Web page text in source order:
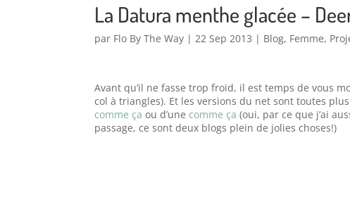
La Datura menthe glacée –
par Flo By The Way |22 Sep 2013 | Blog, Femme,
Avant qu’il ne fasse trop froid, il est temps de vous
col à triangles). Et les versions du net sont toutes
comme ça ou d’une comme ça (oui, par ce que j’ai
passage, ce sont deux blogs plein de jolies choses!)